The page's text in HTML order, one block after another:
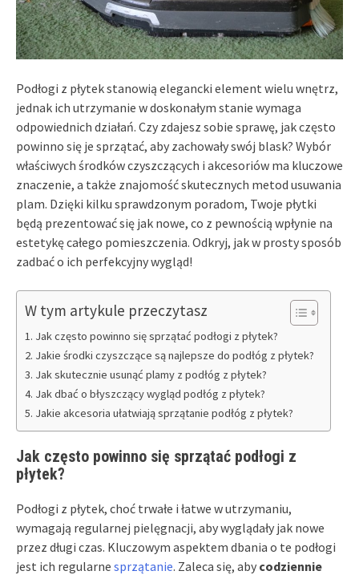
Podłogi z płytek stanowią elegancki element wielu wnętrz,
jednak ich utrzymanie w doskonałym stanie wymaga
odpowiednich działań. Czy zdajesz sobie sprawę, jak często
powinno się je sprzątać, aby zachowały swój blask? Wybór
właściwych środków czyszczących i akcesoriów ma kluczowe
znaczenie, a także znajomość skutecznych metod usuwania
plam. Dzięki kilku sprawdzonym poradom, Twoje płytki
będą prezentować się jak nowe, co z pewnością wpłynie na
estetykę całego pomieszczenia. Odkryj, jak w prosty sposób
zadbać o ich perfekcyjny wygląd!
W tym artykule przeczytasz
Jak często powinno się sprzątać podłogi z płytek?
Jakie środki czyszczące są najlepsze do podłóg z płytek?
Jak skutecznie usunąć plamy z podłóg z płytek?
Jak dbać o błyszczący wygląd podłóg z płytek?
Jakie akcesoria ułatwiają sprzątanie podłóg z płytek?
Jak często powinno się sprzątać podłogi z
płytek?
Podłogi z płytek, choć trwałe i łatwe w utrzymaniu,
wymagają regularnej pielęgnacji, aby wyglądały jak nowe
przez długi czas. Kluczowym aspektem dbania o te podłogi
jest ich regularne sprzątanie. Zaleca się, aby codziennie